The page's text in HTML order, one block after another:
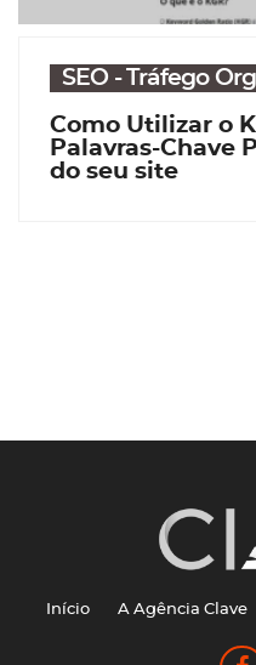
SEO - Tráfego
Como Utilizar o
Palavras-Chave
do seu site
Início A Agência Clave